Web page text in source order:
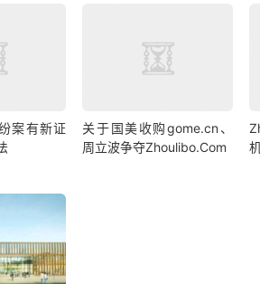
案有新证
关于国美收购gome.cn、
周立波争夺Zhoulibo.Com